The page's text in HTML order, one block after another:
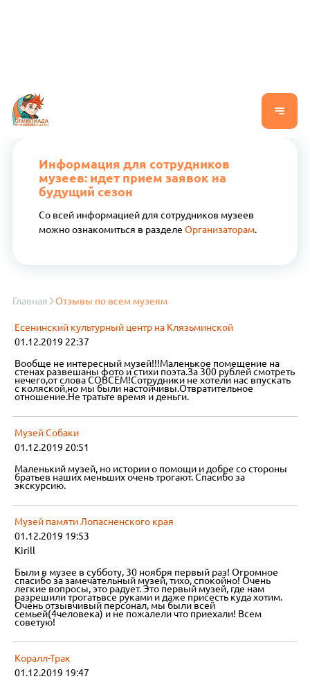
Информация для сотрудников
музеев: идет прием заявок на
будущий сезон
Со всей информацией для сотрудников музеев
можно ознакомиться в разделе Организаторам.
Главная Отзывы по всем музеям
Есенинский культурный центр на Клязьминской
01.12.2019 22:37
Вообще не интересный музей!!!Маленькое помещение на
стенах развешаны фото и стихи поэта.За 300 рублей смотреть
нечего,от слова СОВСЕМ!Сотрудники не хотели нас впускать
с коляской,но мы были настойчивы.Отвратительное
отношение.Не тратьте время и деньги.
Музей Собаки
01.12.2019 20:51
Маленький музей, но истории о помощи и добре со стороны
братьев наших меньших очень трогают. Спасибо за
экскурсию.
Музей памяти Лопасненского края
01.12.2019 19:53
Kirill
Были в музее в субботу, 30 ноября первый раз! Огромное
спасибо за замечательный музей, тихо, спокойно! Очень
легкие вопросы, это радует. Это первый музей, где нам
разрешили трогатьвсе руками и даже присесть куда хотим.
Очень отзывчивый персонал, мы были всей
семьей(4человека) и не пожалели что приехали! Всем
советую!
Коралл-Трак
01.12.2019 19:47